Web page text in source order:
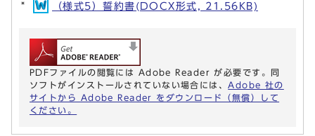
（様式5）誓約書(DOCX形式, 21.56KB)
PDFファイルの閲覧には Adobe Reader が必要です。同
ソフトがインストールされていない場合には、 Adobe 社の
サイトから Adobe Reader をダウンロード（無償）して
ください。